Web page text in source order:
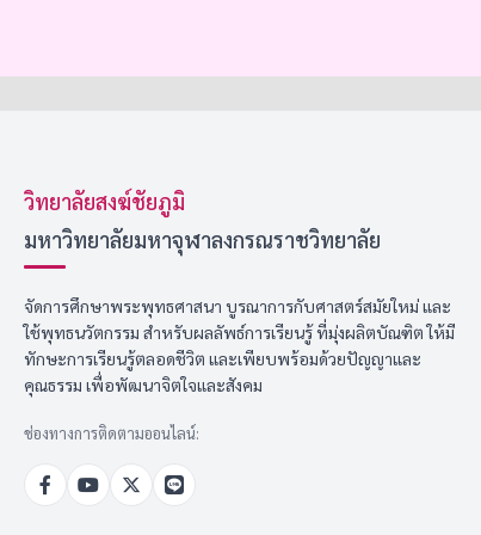
วิทยาลัยสงฆ์ชัยภูมิ
มหาวิทยาลัยมหาจุฬาลงกรณราชวิทยาลัย
จัดการศึกษาพระพุทธศาสนา บูรณาการกับศาสตร์สมัยใหม่ และ
ใช้พุทธนวัตกรรม สำหรับผลลัพธ์การเรียนรู้ ที่มุ่งผลิตบัณฑิต ให้มี
ทักษะการเรียนรู้ตลอดชีวิต และเพียบพร้อมด้วยปัญญาและ
คุณธรรม เพื่อพัฒนาจิตใจและสังคม
ช่องทางการติดตามออนไลน์: